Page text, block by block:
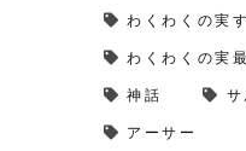
わくわくの実
わくわくの実
神話 サ
アーサー